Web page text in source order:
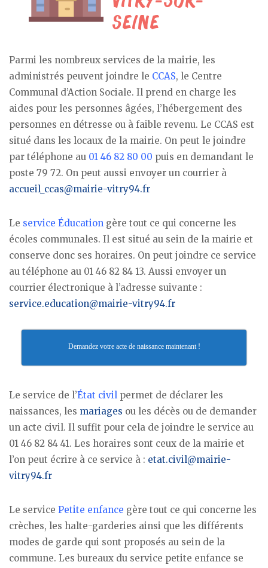
Parmi les nombreux services de la mairie, les
administrés peuvent joindre le CCAS, le Centre
Communal d’Action Sociale. Il prend en charge les
aides pour les personnes âgées, l’hébergement des
personnes en détresse ou à faible revenu. Le CCAS est
situé dans les locaux de la mairie. On peut le joindre
par téléphone au 01 46 82 80 00 puis en demandant le
poste 79 72. On peut aussi envoyer un courrier à
accueil_ccas@mairie-vitry94.fr
Le service Éducation gère tout ce qui concerne les
écoles communales. Il est situé au sein de la mairie et
conserve donc ses horaires. On peut joindre ce service
au téléphone au 01 46 82 84 13. Aussi envoyer un
courrier électronique à l’adresse suivante :
service.education@mairie-vitry94.fr
Demandez votre acte de naissance maintenant !
Le service de l’État civil permet de déclarer les
naissances, les mariages ou les décès ou de demander
un acte civil. Il suffit pour cela de joindre le service au
01 46 82 84 41. Les horaires sont ceux de la mairie et
l’on peut écrire à ce service à : etat.civil@mairie-
vitry94.fr
Le service Petite enfance gère tout ce qui concerne les
crèches, les halte-garderies ainsi que les différents
modes de garde qui sont proposés au sein de la
commune. Les bureaux du service petite enfance se